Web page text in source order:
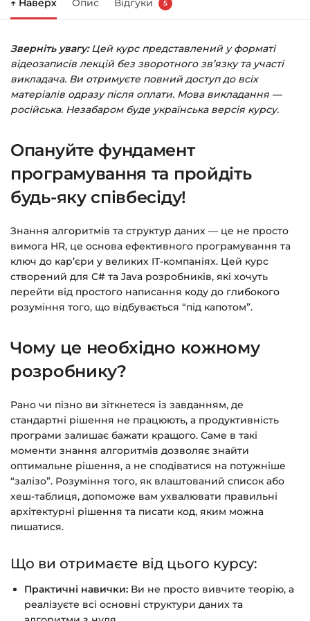
Праворуч з’явиться кошик — натисніть
Заповніть всі поля (пошта та пароль).
Оплатіть зручним способом (більше 8
способів оплати).
Натисніть її — і відкриється сторінка з
курсами.
Додатково посилання на курс прийде вам
Доступ до курсів: без обмежень за часом.
Детальніше про оплату та безпеку — у довідці
>>>
чат на сайті.
↑ Наверх Опис Відгуки 5
Зверніть увагу:Цей курс представлений у форматі
відеозаписів лекцій без зворотного зв’язку та участі
викладача. Ви отримуєте повний доступ до всіх
матеріалів одразу після оплати. Мова викладання —
російська. Незабаром буде українська версія курсу.
Опануйте фундамент
програмування та пройдіть
будь-яку співбесіду!
Знання алгоритмів та структур даних — це не просто
вимога HR, це основа ефективного програмування та
ключ до кар’єри у великих IT-компаніях. Цей курс
створений для C# та Java розробників, які хочуть
перейти від простого написання коду до глибокого
розуміння того, що відбувається “під капотом”.
Чому це необхідно кожному
розробнику?
Рано чи пізно ви зіткнетеся із завданням, де
стандартні рішення не працюють, а продуктивність
програми залишає бажати кращого. Саме в такі
моменти знання алгоритмів дозволяє знайти
оптимальне рішення, а не сподіватися на потужніше
“залізо”. Розуміння того, як влаштований список або
хеш-таблиця, допоможе вам ухвалювати правильні
архітектурні рішення та писати код, яким можна
пишатися.
Що ви отримаєте від цього курсу:
Практичні навички: Ви не просто вивчите теорію, а
реалізуєте всі основні структури даних та